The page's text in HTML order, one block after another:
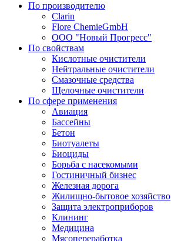
По производителю
Clarin
Flore ChemieGmbH
ООО "Новый Прогресс"
По свойствам
Кислотные очистители
Нейтральные очистители
Смазочные средства
Щелочные очистители
По сфере применения
Авиация
Бассейны
Бетон
Биотуалеты
Биоциды
Борьба с насекомыми
Гостиничный бизнес
Железная дорога
Жилищно-бытовое хозяйство
Защита электроприборов
Клининг
Медицина
Мясопереработка